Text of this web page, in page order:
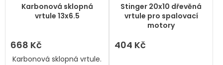
Karbonová sklopná
vrtule 13x6.5
668 Kč
Karbonová sklopná vrtule.
Stinger 20x10 dřevěná
vrtule pro spalovací
motory
404 Kč